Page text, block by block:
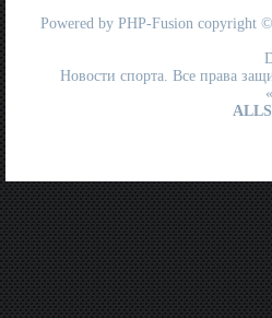
Powered by PHP-Fusion copyright ©
Новости спорта. Все права